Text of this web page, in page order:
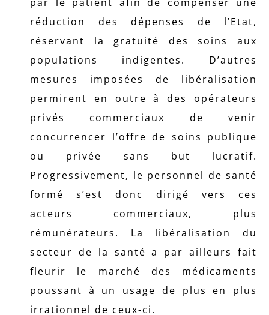
réduction des dépenses de l’Etat,
réservant la gratuité des soins aux
populations indigentes. D’autres
mesures imposées de libéralisation
permirent en outre à des opérateurs
privés commerciaux de venir
concurrencer l’offre de soins publique
ou privée sans but lucratif.
Progressivement, le personnel de santé
formé s’est donc dirigé vers ces
acteurs commerciaux, plus
rémunérateurs. La libéralisation du
secteur de la santé a par ailleurs fait
fleurir le marché des médicaments
poussant à un usage de plus en plus
irrationnel de ceux-ci.